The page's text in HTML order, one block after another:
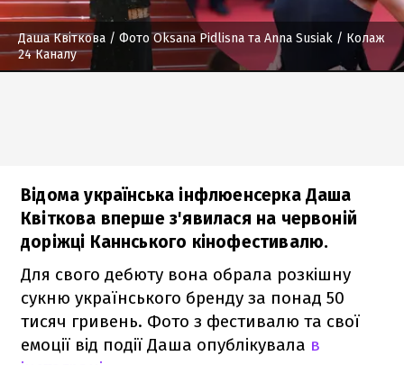
Даша Квіткова / Фото Oksana Pidlisna та Anna Susiak / Колаж
24 Каналу
Відома українська інфлюенсерка Даша
Квіткова вперше з'явилася на червоній
доріжці Каннського кінофестивалю.
Для свого дебюту вона обрала розкішну
сукню українського бренду за понад 50
тисяч гривень. Фото з фестивалю та свої
емоції від події Даша опублікувала в